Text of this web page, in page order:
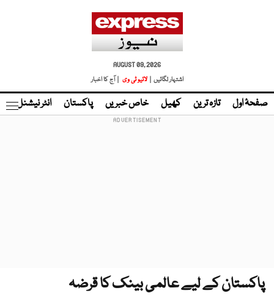
AUGUST 09, 2026
اشتہار لگائیں |
لائیو ٹی وی | آج کا اخبار
صفحۂ اول تازہ ترین کھیل خاص خبریں پاکستان انٹر نیشنل
پاکستان کے لیے عالمی بینک کا قرضہ